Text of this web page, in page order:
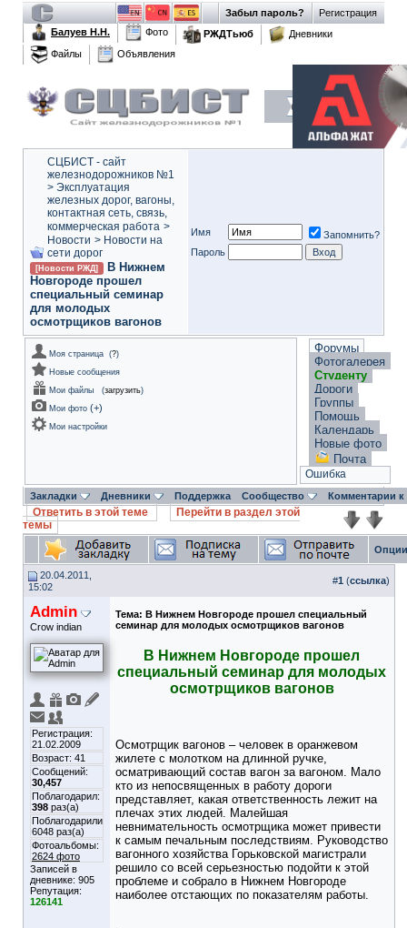
Регистрация
Забыл пароль?
Балуев Н.Н.
Фото РЖДТьюб
Дневники
Файлы
Объявления
СЦБИСТ - сайт
железнодорожников №1
> Эксплуатация
железных дорог, вагоны,
контактная сеть, связь,
коммерческая работа >
Новости > Новости на
сети дорог
[Новости РЖД]
В Нижнем
Новгороде прошел
специальный семинар
для молодых
осмотрщиков вагонов
Имя
Запомнить?
Пароль
Моя страница (?)
Новые сообщения
Мои файлы
(загрузить)
Мои фото (+)
Мои настройки
Форумы
Фотогалерея
Студенту
Дороги
Группы
Помощь
Календарь
Новые фото
Почта
Ошибка
Закладки Дневники Поддержка Сообщество Комментарии
Ответить в этой теме
Перейти в раздел этой
темы
20.04.2011,
15:02
#1 (ссылка)
Admin
Crow indian
Регистрация:
21.02.2009
Возраст: 41
Сообщений:
30,457
Поблагодарил:
398 раз(а)
Поблагодарили
6048 раз(а)
Фотоальбомы:
2624 фото
Записей в
дневнике: 905
Репутация:
126141
Тема: В Нижнем Новгороде прошел специальный
семинар для молодых осмотрщиков вагонов
В Нижнем Новгороде прошел
специальный семинар для молодых
осмотрщиков вагонов
Осмотрщик вагонов – человек в оранжевом
жилете с молотком на длинной ручке,
осматривающий состав вагон за вагоном. Мало
кто из непосвященных в работу дороги
представляет, какая ответственность лежит на
плечах этих людей. Малейшая
невнимательность осмотрщика может привести
к самым печальным последствиям. Руководство
вагонного хозяйства Горьковской магистрали
решило со всей серьезностью подойти к этой
проблеме и собрало в Нижнем Новгороде
наиболее отстающих по показателям работы.